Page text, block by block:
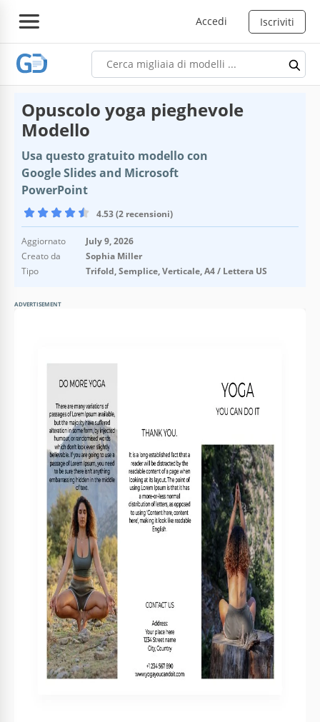
Accedi Iscriviti
Opuscolo yoga pieghevole
Modello
Usa questo gratuito modello con
Google Slides and Microsoft
PowerPoint
4.53 (2 recensioni)
Aggiornato
July 9, 2026
Creato da
Sophia Miller
Tipo
Trifold, Semplice, Verticale, A4 / Lettera US
ADVERTISEMENT
Verticale Opuscoli e volantini Modelli
Dimensione
A4 / Lettera US Opuscoli e volantini Modelli
January 27, 2022
Ultimo aggiornamento
July 9, 2026
Community
Aggiunto alle raccolte da 2 Utenti
Statistiche di utilizzo
1 download questo mese
Caratteristiche principali di questo modello
Tipo di piegatura
Trifold Opuscoli e volantini Modelli
Semplouse Opuscoli e volantini Modelli
Informazioni su questo modello
Mostra a tutti quanto sia fantastico fare yoga utilizzando il
nostro favoloso pieghevole trittico. Il design semplice ma